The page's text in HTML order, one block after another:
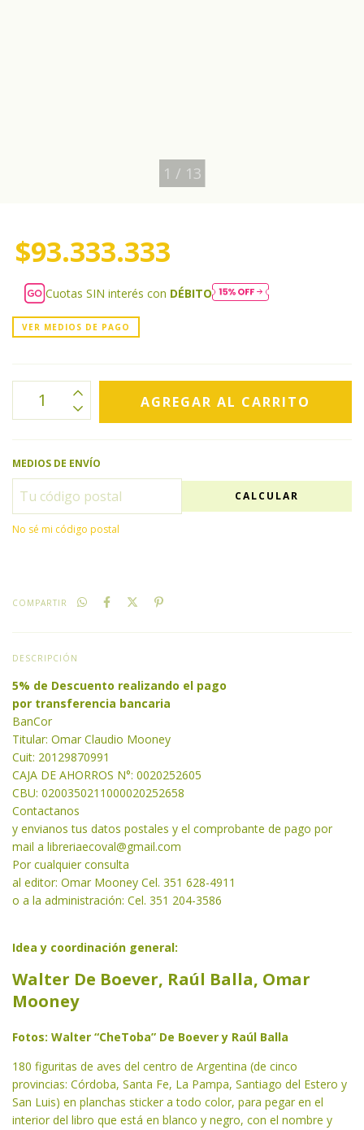
1 / 13
$93.333.333
Cuotas SIN interés con DÉBITO
VER MEDIOS DE PAGO
MEDIOS DE ENVÍO
CALCULAR
No sé mi código postal
COMPARTIR
DESCRIPCIÓN
5% de Descuento realizando el pago
por transferencia bancaria
BanCor
Titular: Omar Claudio Mooney
Cuit: 20129870991
CAJA DE AHORROS N°: 0020252605
CBU: 0200350211000020252658
Contactanos
y envianos tus datos postales y el comprobante de pago por
mail a libreriaecoval@gmail.com
Por cualquier consulta
al editor: Omar Mooney Cel. 351 628-4911
o a la administración: Cel. 351 204-3586
Idea y coordinación general:
Walter De Boever, Raúl Balla, Omar
Mooney
Fotos: Walter “CheToba” De Boever y Raúl Balla
180 figuritas de aves del centro de Argentina (de cinco
provincias: Córdoba, Santa Fe, La Pampa, Santiago del Estero y
San Luis) en planchas sticker a todo color, para pegar en el
interior del libro que está en blanco y negro, con el nombre y